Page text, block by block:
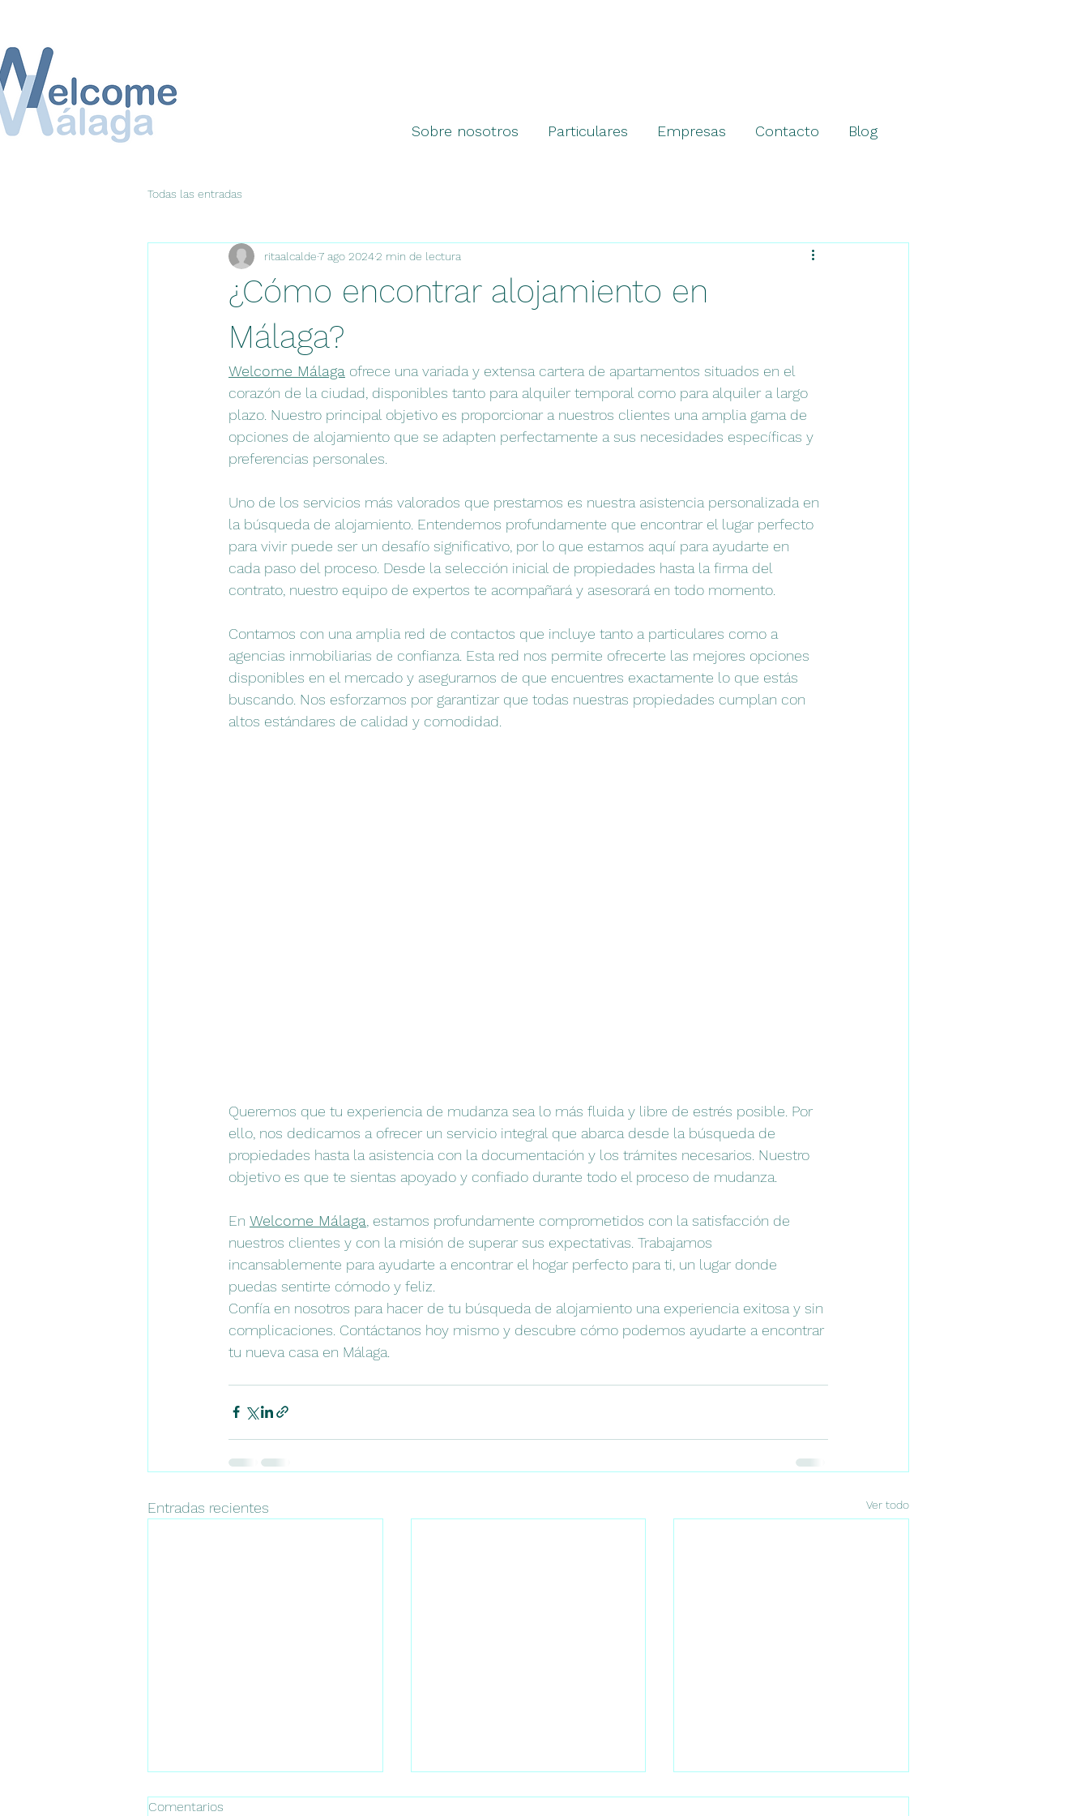
Sobre nosotros Particulares Empresas Contacto Blog
Todas las entradas
¿Cómo encontrar alojamiento en
Málaga?
ritaalcalde7 ago 20242 min de lectura
Welcome Málaga ofrece una variada y extensa cartera de apartamentos situados en el
corazón de la ciudad, disponibles tanto para alquiler temporal como para alquiler a largo
plazo. Nuestro principal objetivo es proporcionar a nuestros clientes una amplia gama de
opciones de alojamiento que se adapten perfectamente a sus necesidades específicas y
preferencias personales.
Uno de los servicios más valorados que prestamos es nuestra asistencia personalizada en
la búsqueda de alojamiento. Entendemos profundamente que encontrar el lugar perfecto
para vivir puede ser un desafío significativo, por lo que estamos aquí para ayudarte en
cada paso del proceso. Desde la selección inicial de propiedades hasta la firma del
contrato, nuestro equipo de expertos te acompañará y asesorará en todo momento.
Contamos con una amplia red de contactos que incluye tanto a particulares como a
agencias inmobiliarias de confianza. Esta red nos permite ofrecerte las mejores opciones
disponibles en el mercado y asegurarnos de que encuentres exactamente lo que estás
buscando. Nos esforzamos por garantizar que todas nuestras propiedades cumplan con
altos estándares de calidad y comodidad.
Queremos que tu experiencia de mudanza sea lo más fluida y libre de estrés posible. Por
ello, nos dedicamos a ofrecer un servicio integral que abarca desde la búsqueda de
propiedades hasta la asistencia con la documentación y los trámites necesarios. Nuestro
objetivo es que te sientas apoyado y confiado durante todo el proceso de mudanza.
En Welcome Málaga , estamos profundamente comprometidos con la satisfacción de
nuestros clientes y con la misión de superar sus expectativas. Trabajamos
incansablemente para ayudarte a encontrar el hogar perfecto para ti, un lugar donde
puedas sentirte cómodo y feliz.
Confía en nosotros para hacer de tu búsqueda de alojamiento una experiencia exitosa y sin
complicaciones. Contáctanos hoy mismo y descubre cómo podemos ayudarte a encontrar
tu nueva casa en Málaga.
Entradas recientes Ver todo
Comentarios